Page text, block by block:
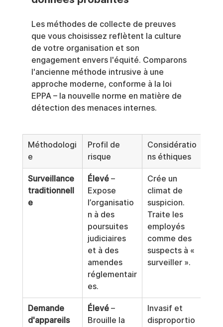
Les méthodes de collecte de preuves
que vous choisissez reflètent la culture
de votre organisation et son
engagement envers l'équité. Comparons
l'ancienne méthode intrusive à une
approche moderne, conforme à la loi
EPPA – la nouvelle norme en matière de
détection des menaces internes.
Méthodologi
e
Profil de
risque
Considératio
ns éthiques
Surveillance
traditionnell
e
Élevé –
Expose
l’organisatio
n à des
poursuites
judiciaires
et à des
amendes
réglementair
es.
Crée un
climat de
suspicion.
Traite les
employés
comme des
suspects à «
surveiller ».
Demande
d'appareils
Élevé –
Brouille la
Invasif et
disproportio